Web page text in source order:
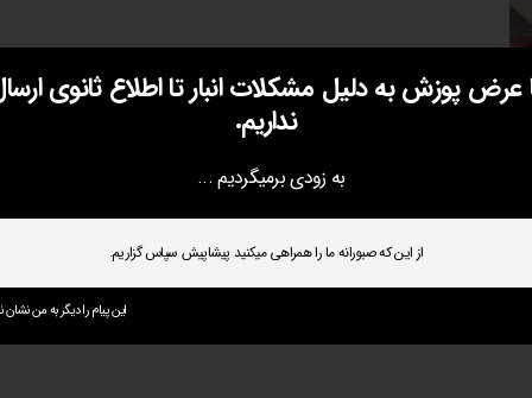
عرض پوزش به دلیل مشکلات انبار تا اطلاع ثانوی
نداریم.
به زودی برمیگردیم ...
از این که صبورانه ما را همراهی میکنید پیشاپیش سپاس گزاریم.
این پیام را دیگر به من نشان